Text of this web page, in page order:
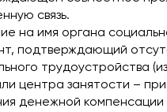
связь.
на имя органа
подтверждающий
трудоустройства
центра занятости – при
денежной компенсации